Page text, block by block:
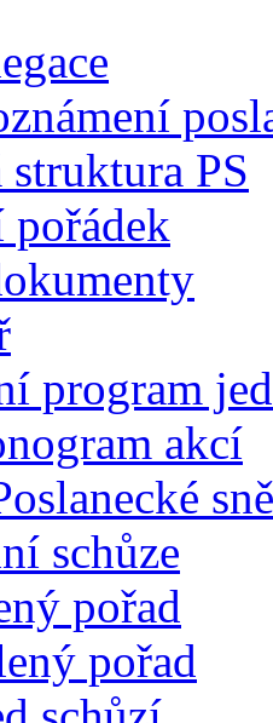
PS
pořádek
program
akcí
schůze
pořad
pořad